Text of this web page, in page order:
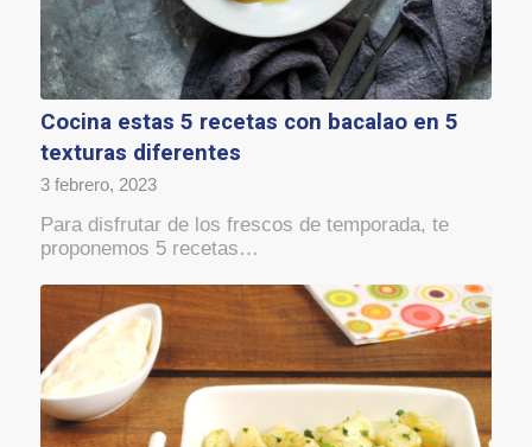
Cocina estas 5 recetas con bacalao en 5
texturas diferentes
3 febrero, 2023
Para disfrutar de los frescos de temporada, te
proponemos 5 recetas…